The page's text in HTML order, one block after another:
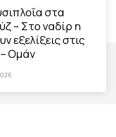
στα
– Στο ναδίρ η
εξελίξεις στις
– Ομάν